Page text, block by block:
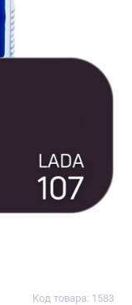
Код товара: 1583